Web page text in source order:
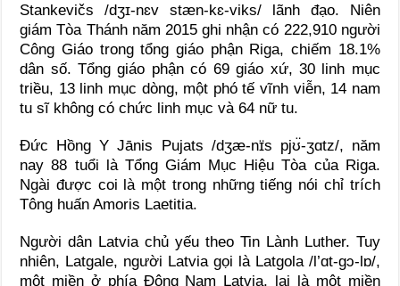
Stankevičs /dʒɪ-nɛv stæn-kɛ-viks/ lãnh đạo. Niên
giám Tòa Thánh năm 2015 ghi nhận có 222,910 người
Công Giáo trong tổng giáo phận Riga, chiếm 18.1%
dân số. Tổng giáo phận có 69 giáo xứ, 30 linh mục
triều, 13 linh mục dòng, một phó tế vĩnh viễn, 14 nam
tu sĩ không có chức linh mục và 64 nữ tu.
Đức Hồng Y Jānis Pujats /dʒæ-nɪ̈s pjʊ̈-ʒɑtz/, năm
nay 88 tuổi là Tổng Giám Mục Hiệu Tòa của Riga.
Ngài được coi là một trong những tiếng nói chỉ trích
Tông huấn Amoris Laetitia.
Người dân Latvia chủ yếu theo Tin Lành Luther. Tuy
nhiên, Latgale, người Latvia gọi là Latgola /l’ɑt-gɔ-lɒ/,
một miền ở phía Đông Nam Latvia, lại là một miền